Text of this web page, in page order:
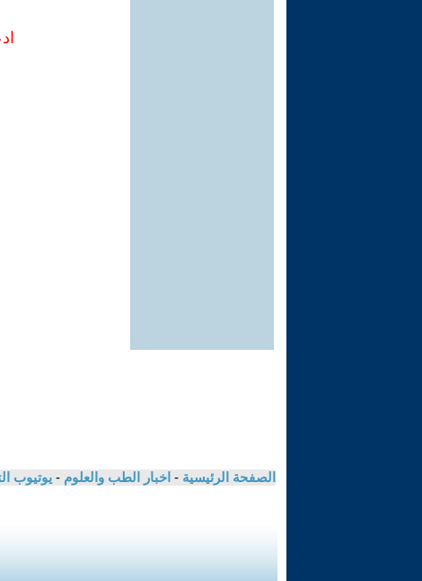
الصفحة الرئيسية - اخبار الطب والعلوم - يوتيوب